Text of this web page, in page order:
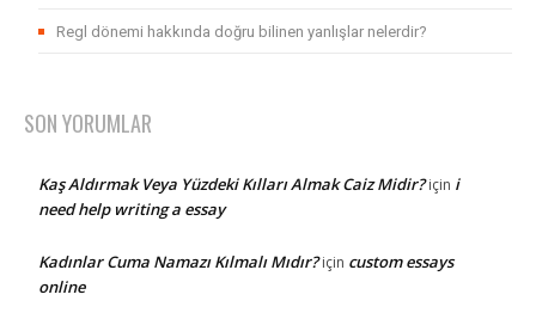
Regl dönemi hakkında doğru bilinen yanlışlar nelerdir?
SON YORUMLAR
Kaş Aldırmak Veya Yüzdeki Kılları Almak Caiz Midir?için i
need help writing a essay
Kadınlar Cuma Namazı Kılmalı Mıdır?için custom essays
online